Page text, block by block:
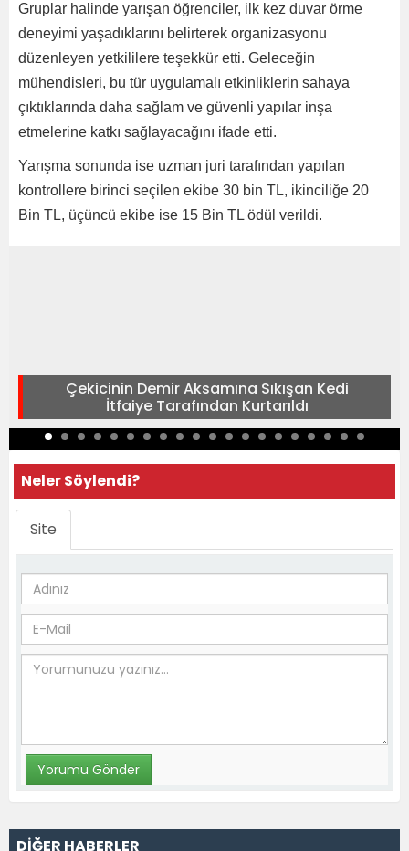
Gruplar halinde yarışan öğrenciler, ilk kez duvar örme
deneyimi yaşadıklarını belirterek organizasyonu
düzenleyen yetkililere teşekkür etti. Geleceğin
mühendisleri, bu tür uygulamalı etkinliklerin sahaya
çıktıklarında daha sağlam ve güvenli yapılar inşa
etmelerine katkı sağlayacağını ifade etti.
Yarışma sonunda ise uzman juri tarafından yapılan
kontrollere birinci seçilen ekibe 30 bin TL, ikinciliğe 20
Bin TL, üçüncü ekibe ise 15 Bin TL ödül verildi.
Çekicinin Demir Aksamına Sıkışan Kedi
İtfaiye Tarafından Kurtarıldı
Neler Söylendi?
Site
DİĞER HABERLER